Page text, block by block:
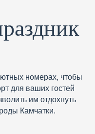
номерах, чтобы
для ваших гостей
им отдохнуть
Камчатки.